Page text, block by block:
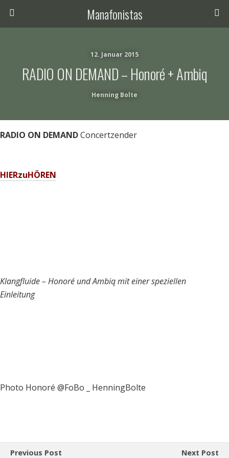
Manafonistas
12. Januar 2015
RADIO ON DEMAND – Honoré + Ambiq
Henning Bolte
RADIO ON DEMANDConcertzender
HIERzuHÖREN
Klangfluide – Honoré und Ambiq mit einer speziellen
Einleitung
Photo Honoré @FoBo _ HenningBolte
Previous Post Next Post